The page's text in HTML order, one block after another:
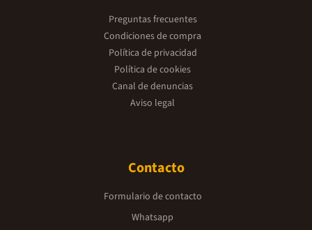
Preguntas frecuentes
Condiciones de compra
Política de privacidad
Política de cookies
Canal de denuncias
Aviso legal
Contacto
Formulario de contacto
Whatsapp